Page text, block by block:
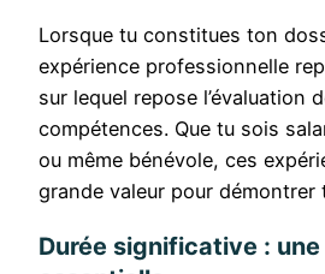
Lorsque tu constitues ton
expérience professionnelle
sur lequel repose l’évaluation
compétences. Que tu sois
ou même bénévole, ces
grande valeur pour démontrer
Durée significative :